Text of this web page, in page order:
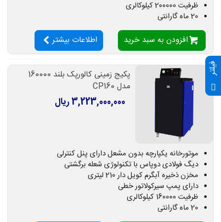
ظرفیت 200000 کیلوکالری
20 ماه گارانتی
افزودن به سبد خرید اطلاعات بیشتر
پکیج زمینی کالورپک بلند 160000
مدل CP160
3,223,000,000 ریال
موتورخانه یکپارچه بدون مشعل دارای پنل کنترلی
دیگ فولادی دوپاس با تکنولوژی شعله برگشتی
مخزن ذخیره آبگرم کویل دار 210 لیتری
دارای پمپ سیرکولاتور خطی
ظرفیت 160000 کیلوکالری
20 ماه گارانتی
فیلتر